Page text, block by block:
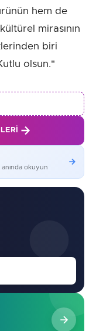
hem de
mirasının
biri
olsun."
okuyun